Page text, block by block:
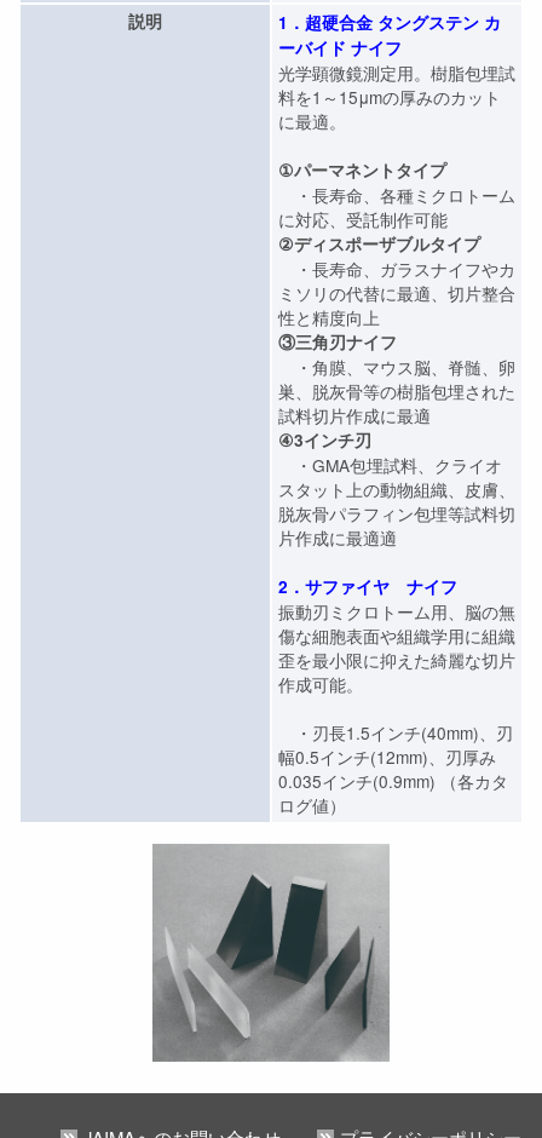
説明
1．超硬合金 タングステン カ
ーバイド ナイフ
光学顕微鏡測定用。樹脂包埋試
料を1～15μmの厚みのカット
に最適。
①パーマネントタイプ
・長寿命、各種ミクロトーム
に対応、受託制作可能
②ディスポーザブルタイプ
・長寿命、ガラスナイフやカ
ミソリの代替に最適、切片整合
性と精度向上
③三角刃ナイフ
・角膜、マウス脳、脊髄、卵
巣、脱灰骨等の樹脂包埋された
試料切片作成に最適
④3インチ刃
・GMA包埋試料、クライオ
スタット上の動物組織、皮膚、
脱灰骨パラフィン包埋等試料切
片作成に最適適
2．サファイヤ ナイフ
振動刃ミクロトーム用、脳の無
傷な細胞表面や組織学用に組織
歪を最小限に抑えた綺麗な切片
作成可能。
・刃長1.5インチ(40mm)、刃
幅0.5インチ(12mm)、刃厚み
0.035インチ(0.9mm) （各カタ
ログ値）